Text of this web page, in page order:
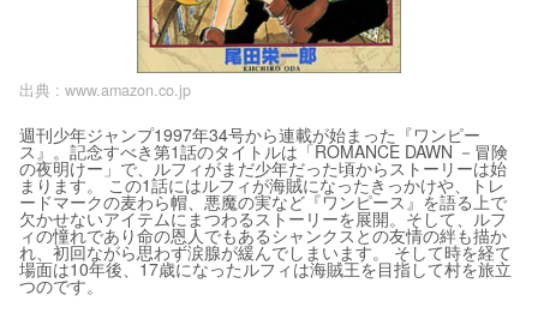
出典 : www.amazon.co.jp
週刊少年ジャンプ1997年34号から連載が始まった『ワンピー
ス』。記念すべき第1話のタイトルは「ROMANCE DAWN －冒険
の夜明けー」で、ルフィがまだ少年だった頃からストーリーは始
まります。 この1話にはルフィが海賊になったきっかけや、トレ
ードマークの麦わら帽、悪魔の実など『ワンピース』を語る上で
欠かせないアイテムにまつわるストーリーを展開。そして、ルフ
ィの憧れであり命の恩人でもあるシャンクスとの友情の絆も描か
れ、初回ながら思わず涙腺が緩んでしまいます。 そして時を経て
場面は10年後、17歳になったルフィは海賊王を目指して村を旅立
つのです。